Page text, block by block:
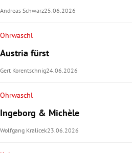
Andreas Schwarz25.06.2026
Ohrwaschl
Austria fürst
Gert Korentschnig24.06.2026
Ohrwaschl
Ingeborg & Michèle
Wolfgang Kralicek23.06.2026